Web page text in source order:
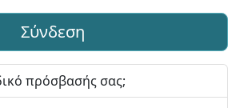
Σύνδεση
πρόσβασής σας;